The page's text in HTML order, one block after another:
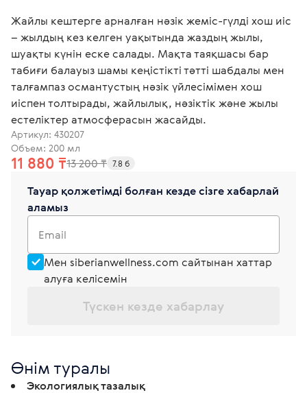
Жайлы кештерге арналған нәзік жеміс-гүлді хош иіс
– жылдың кез келген уақытында жаздың жылы,
шуақты күнін еске салады. Мақта таяқшасы бар
табиғи балауыз шамы кеңістікті тәтті шабдалы мен
талғампаз османтустың нәзік үйлесімімен хош
иіспен толтырады, жайлылық, нәзіктік және жылы
естеліктер атмосферасын жасайды.
Артикул: 430207
Объем: 200 мл
11 880 ₸13 200 ₸ 7.8 б
Тауар қолжетімді болған кезде сізге хабарлай
аламыз
Email
Мен siberianwellness.com сайтынан хаттар
алуға келісемін
Түскен кезде хабарлау
Өнім туралы
Экологиялық тазалық